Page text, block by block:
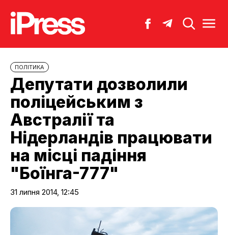
ПОЛІТИКА
Депутати дозволили
поліцейським з
Австралії та
Нідерландів працювати
на місці падіння
"Боїнга-777"
31 липня 2014, 12:45